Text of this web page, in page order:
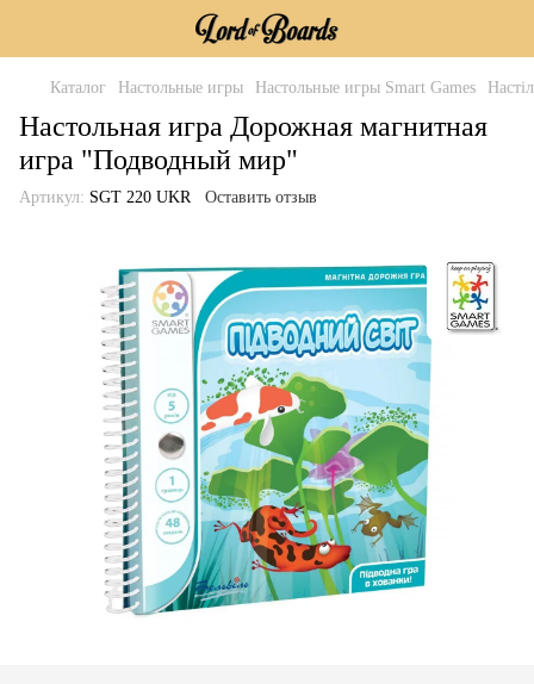
Каталог Настольные игры Настольные игры Smart Games
Настольная игра Дорожная магнитная
игра "Подводный мир"
Артикул: SGT 220 UKR Оставить отзыв